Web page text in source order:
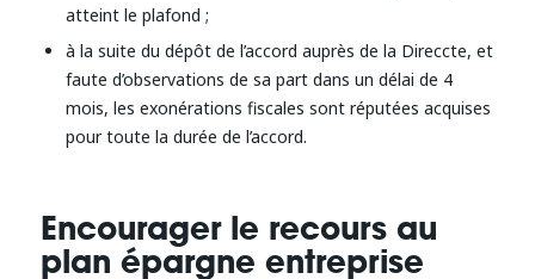
atteint le plafond ;
à la suite du dépôt de l’accord auprès de la Direccte, et
faute d’observations de sa part dans un délai de 4
mois, les exonérations fiscales sont réputées acquises
pour toute la durée de l’accord.
Encourager le recours au
plan épargne entreprise